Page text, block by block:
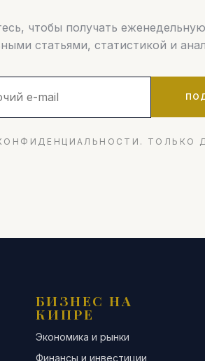
чтобы получать
статьями, статистикой и
ТОЛЬКО
БИЗНЕС НА
КИПРЕ
Экономика и рынки
Финансы и инвестиции